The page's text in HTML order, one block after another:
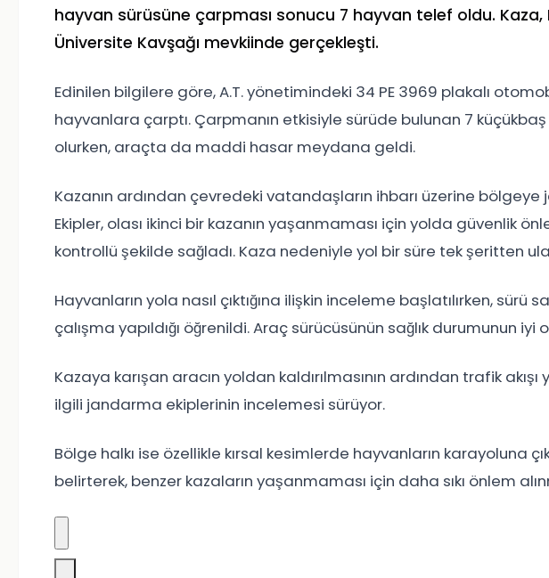
hayvan sürüsüne çarpması sonucu 7 hayvan telef oldu.
Üniversite Kavşağı mevkiinde gerçekleşti.
Edinilen bilgilere göre, A.T. yönetimindeki 34 PE 3969 plakalı
hayvanlara çarptı. Çarpmanın etkisiyle sürüde bulunan 7
olurken, araçta da maddi hasar meydana geldi.
Kazanın ardından çevredeki vatandaşların ihbarı üzerine
Ekipler, olası ikinci bir kazanın yaşanmaması için yolda güvenlik
kontrollü şekilde sağladı. Kaza nedeniyle yol bir süre tek şeritten
Hayvanların yola nasıl çıktığına ilişkin inceleme başlatılırken,
çalışma yapıldığı öğrenildi. Araç sürücüsünün sağlık durumunun iyi
Kazaya karışan aracın yoldan kaldırılmasının ardından trafik
ilgili jandarma ekiplerinin incelemesi sürüyor.
Bölge halkı ise özellikle kırsal kesimlerde hayvanların karayoluna
belirterek, benzer kazaların yaşanmaması için daha sıkı önlem